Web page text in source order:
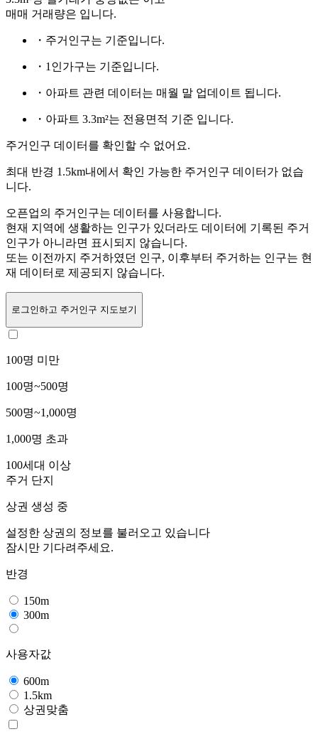
매매 거래량은 입니다.
・주거인구는 기준입니다.
・1인가구는 기준입니다.
・아파트 관련 데이터는 매월 말 업데이트 됩니다.
・아파트 3.3m²는 전용면적 기준 입니다.
주거인구 데이터를 확인할 수 없어요.
최대 반경 1.5km내에서 확인 가능한 주거인구 데이터가 없습
니다.
오픈업의 주거인구는 데이터를 사용합니다.
현재 지역에 생활하는 인구가 있더라도 데이터에 기록된 주거
인구가 아니라면 표시되지 않습니다.
또는 이전까지 주거하였던 인구, 이후부터 주거하는 인구는 현
재 데이터로 제공되지 않습니다.
로그인하고 주거인구 지도보기
100명 미만
100명~500명
500명~1,000명
1,000명 초과
100세대 이상
주거 단지
상권 생성 중
설정한 상권의 정보를 불러오고 있습니다
잠시만 기다려주세요.
반경
150m
300m
사용자값
600m
1.5km
상권맞춤